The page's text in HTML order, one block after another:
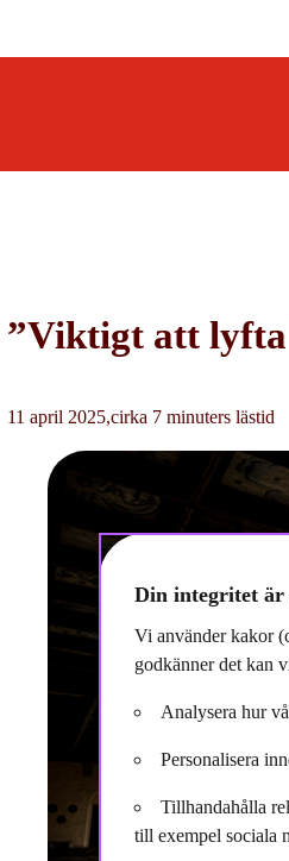
”Viktigt att
11 april 2025 cirka 7 minuters lästid
Din integritet är
Vi använder kakor
godkänner det kan
Analysera hur
Personalisera
Tillhandahålla
till exempel sociala